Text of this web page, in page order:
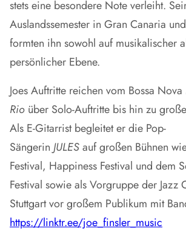
stets eine besondere Note verleiht.
Auslandssemester in Gran Canaria
formten ihn sowohl auf musikalischer
persönlicher Ebene.
Joes Auftritte reichen vom Bossa Nova
Rio über Solo-Auftritte bis hin zu
Als E-Gitarrist begleitet er die Pop-
Sängerin JULESauf großen Bühnen
Festival, Happiness Festival und dem
Festival sowie als Vorgruppe der Jazz
Stuttgart vor großem Publikum mit
https://linktr.ee/joe_finsler_music